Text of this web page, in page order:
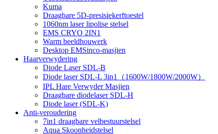
Kuma
Draagbare 5D-presisiekerftoestel
1060nm laser lipolise stelsel
EMS CRYO 2IN1
Warm beeldhouwerk
Desktop EMSinco-masjien
Haarverwydering
Diode Laser SDL-B
Diode laser SDL-L 3in1（1600W/1800W/2000W）
IPL Hare Verwyder Masjien
Draagbare diodelaser SDL-H
Diode laser (SDL-K)
Anti-veroudering
7in1 draagbare velbestuurstelsel
Aqua Skoonheidstelsel